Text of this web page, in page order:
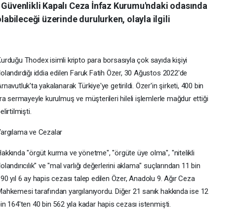
Kapalı Ceza İnfaz Kurumu'ndaki odasında
üzerinde durulurken, olayla ilgili
Thodex isimli kripto para borsasıyla çok sayıda kişiyi
iddia edilen Faruk Fatih Özer, 30 Ağustos 2022'de
yakalanarak Türkiye'ye getirildi. Özer'in şirketi, 400 bin
sermayeyle kurulmuş ve müşterileri hileli işlemlerle mağdur ettiği
ve Cezalar
"örgüt kurma ve yönetme", "örgüte üye olma", "nitelikli
ve "mal varlığı değerlerini aklama" suçlarından 11 bin
yıl 6 ay hapis cezası talep edilen Özer, Anadolu 9. Ağır Ceza
tarafından yargılanıyordu. Diğer 21 sanık hakkında ise 12
164'ten 40 bin 562 yıla kadar hapis cezası istenmişti.